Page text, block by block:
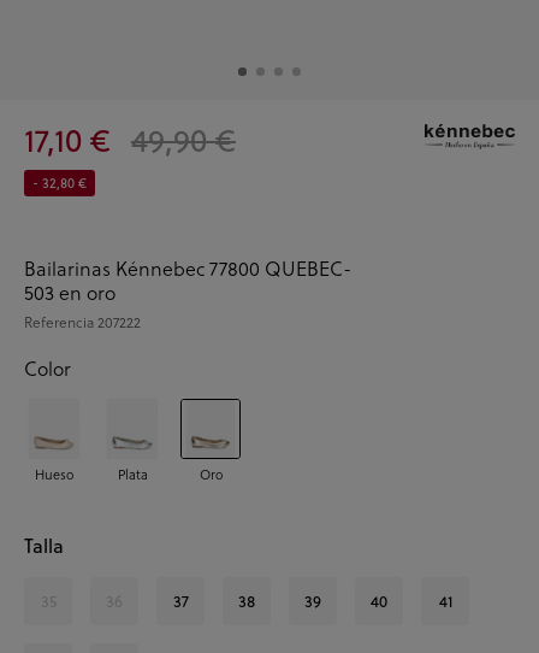
17,10 € 49,90 €
- 32,80 €
Bailarinas Kénnebec 77800 QUEBEC-
503 en oro
Referencia207222
Color
Hueso Plata Oro
Talla
35 36 37 38 39 40 41